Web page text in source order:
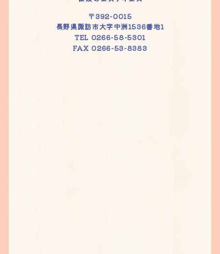
〒392-0015
長野県諏訪市大字中洲1536番地1
TEL 0266-58-5301
FAX 0266-53-8383